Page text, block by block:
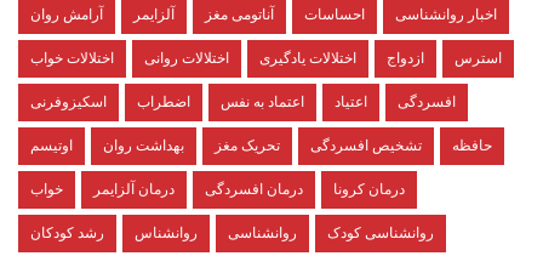
آرامش روان آلزایمر آناتومی مغز احساسات اخبار روانشناسی
اختلالات خواب اختلالات روانی اختلالات یادگیری ازدواج استرس
اسکیزوفرنی اضطراب اعتماد به نفس اعتیاد افسردگی
اوتیسم بهداشت روان تحریک مغز تشخیص افسردگی حافظه
خواب درمان آلزایمر درمان افسردگی درمان کرونا
رشد کودکان روانشناس روانشناسی روانشناسی کودک